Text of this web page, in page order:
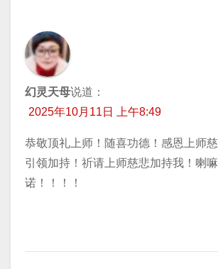
幻灵天母说道：
2025年10月11日 上午8:49
恭敬顶礼上师！随喜功德！感恩上师
引领加持！祈请上师慈悲加持我！喇
诺！！！！